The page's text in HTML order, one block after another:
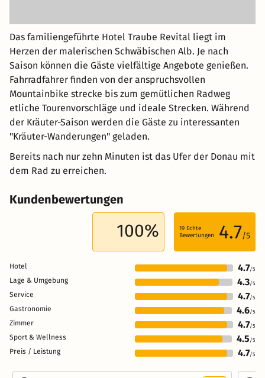
Das familiengeführte Hotel Traube Revital liegt im
Herzen der malerischen Schwäbischen Alb. Je nach
Saison können die Gäste vielfältige Angebote genießen.
Fahrradfahrer finden von der anspruchsvollen
Mountainbike strecke bis zum gemütlichen Radweg
etliche Tourenvorschläge und ideale Strecken. Während
der Kräuter-Saison werden die Gäste zu interessanten
"Kräuter-Wanderungen" geladen.
Bereits nach nur zehn Minuten ist das Ufer der Donau mit
dem Rad zu erreichen.
Kundenbewertungen
100% 19 Echte
Bewertungen
4.7/5
Hotel 4.7/5
Lage & Umgebung 4.3/5
Service 4.7/5
Gastronomie 4.6/5
Zimmer 4.7/5
Sport & Wellness 4.5 /5
Preis / Leistung 4.7/5